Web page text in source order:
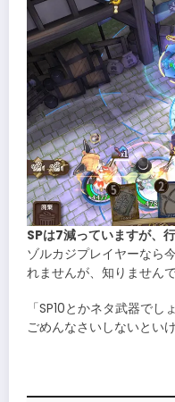
SPは7減っていますが、
ゾルカジプレイヤーなら
れませんが、知りませんで
「SP10とかネタ武器で
ごめんなさいしないとい